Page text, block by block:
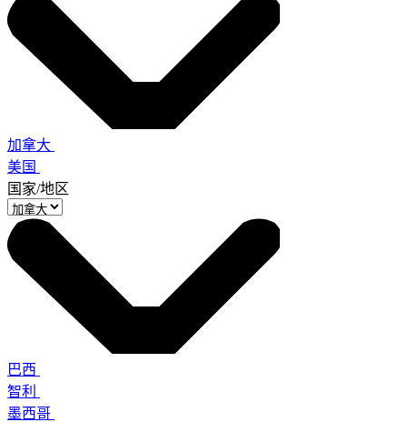
加拿大
美国
国家/地区
巴西
智利
墨西哥